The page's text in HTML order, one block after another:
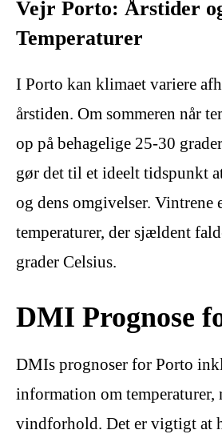
Vejr Porto: Årstider
Temperaturer
I Porto kan klimaet variere
årstiden. Om sommeren når
op på behagelige 25-30
gør det til et ideelt tidspunkt
og dens omgivelser. Vintrene
temperaturer, der sjældent
grader Celsius.
DMI Prognose
DMIs prognoser for Porto
information om temperaturer,
vindforhold. Det er vigtigt at